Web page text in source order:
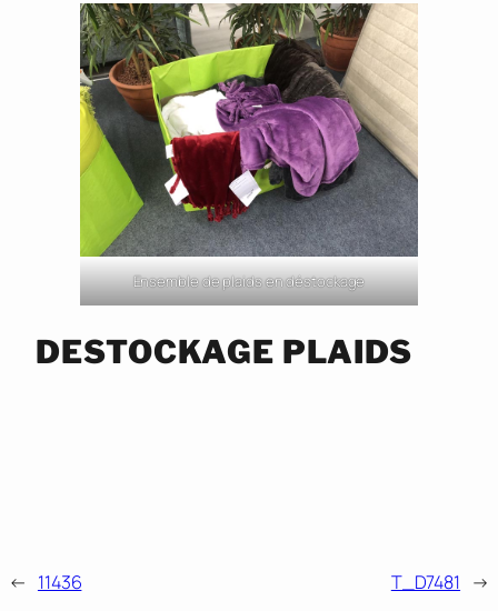
Ensemble de plaids en déstockage
DESTOCKAGE PLAIDS
← 11436 T_D7481 →